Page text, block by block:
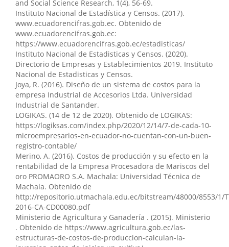
Determinantes organizacionales y cumplimiento
tributario en microempresas del sector comercial.
Visión Académica, 4(1), 647.
10.70577/67d11743
Maybelline Jaqueline Herrera-Sánchez, César Iván
Casanova-Villalba, Patricio Javier López-Pérez, Jorge
Hernan Almeida Blacio (2025)
Transformaciones digitales en auditoría bajo entornos
de riesgo creciente. Space Scientific Journal of
Multidisciplinary, 3(2), 14.
10.63618/omd/ssjm/v3/n2/47
Eduardo Vargas-Luna (2023)
Perspectivas económicas de un cultivo de balsa con
riego en la provincia de Santa Elena.
Economic and Social Science Research, 3(2), 45.
10.55813/gaea/jessr/v3/n2/67
and Social Science Research, 1(4), 56-69.
Instituto Nacional de Estadística y Censos. (2017).
www.ecuadorencifras.gob.ec. Obtenido de
www.ecuadorencifras.gob.ec:
https://www.ecuadorencifras.gob.ec/estadisticas/
Instituto Nacional de Estadisticas y Censos. (2020).
Directorio de Empresas y Establecimientos 2019. Instituto
Nacional de Estadisticas y Censos.
Joya, R. (2016). Diseño de un sistema de costos para la
empresa Industrial de Accesorios Ltda. Universidad
Industrial de Santander.
LOGIKAS. (14 de 12 de 2020). Obtenido de LOGIKAS:
https://logiksas.com/index.php/2020/12/14/7-de-cada-10-
microempresarios-en-ecuador-no-cuentan-con-un-buen-
registro-contable/
Merino, A. (2016). Costos de producción y su efecto en la
rentabilidad de la Empresa Procesadora de Mariscos del
oro PROMAORO S.A. Machala: Universidad Técnica de
Machala. Obtenido de
http://repositorio.utmachala.edu.ec/bitstream/48000/8553/1/
2016-CA-CD00080.pdf
Ministerio de Agricultura y Ganadería . (2015). Ministerio
. Obtenido de https://www.agricultura.gob.ec/las-
estructuras-de-costos-de-produccion-calculan-la-